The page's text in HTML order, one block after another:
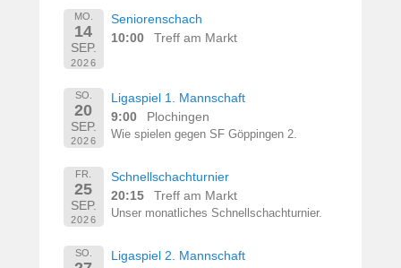
MO.
14
SEP.
2026
Seniorenschach
10:00
Treff am Markt
SO.
20
SEP.
2026
Ligaspiel 1. Mannschaft
9:00
Plochingen
Wie spielen gegen SF Göppingen 2.
FR.
25
SEP.
2026
Schnellschachturnier
20:15
Treff am Markt
Unser monatliches Schnellschachturnier.
SO.
Ligaspiel 2. Mannschaft